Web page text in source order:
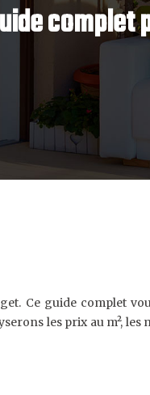
Ce guide complet
les prix au m²,